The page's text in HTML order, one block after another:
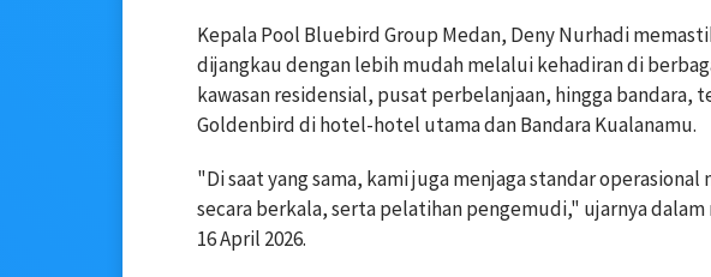
Kepala Pool Bluebird Group Medan, Deny Nurhadi
dijangkau dengan lebih mudah melalui kehadiran di
kawasan residensial, pusat perbelanjaan, hingga bandara,
Goldenbird di hotel-hotel utama dan Bandara Kualanamu.
"Di saat yang sama, kami juga menjaga standar
secara berkala, serta pelatihan pengemudi," ujarnya
16 April 2026.